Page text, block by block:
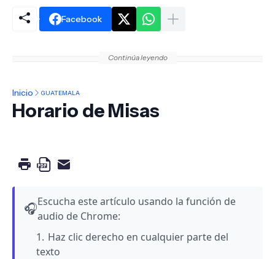
Facebook
Continúa leyendo
Inicio GUATEMALA
Horario de Misas
🎧Escucha este artículo usando la función de
audio de Chrome:
Haz clic derecho en cualquier parte del
texto